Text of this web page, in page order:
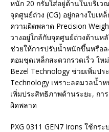
หนัก 20 กรัมใส่อยู่ด้านในบริเว
จุดศูนย์ถ่วง (CG) อยู่กลางใบเ
ความผิดพลาด Precision
วางอยู่ใกล้กับจุดศูนย์ถ่วงด้าน
ช่วยให้การปรับน้ำหนักขึ้นหรือ
ตอมชุดเหล็กสะดวกรวดเร็ว ใ
Bezel Technology ช่วยเพิ่มป
Technology เพราะลดมวลน้ำ
เพิ่มประสิทธิภาพด้านระยะ, ก
ผิดพลาด
PXG 0311 GEN7 Irons ใช้กร